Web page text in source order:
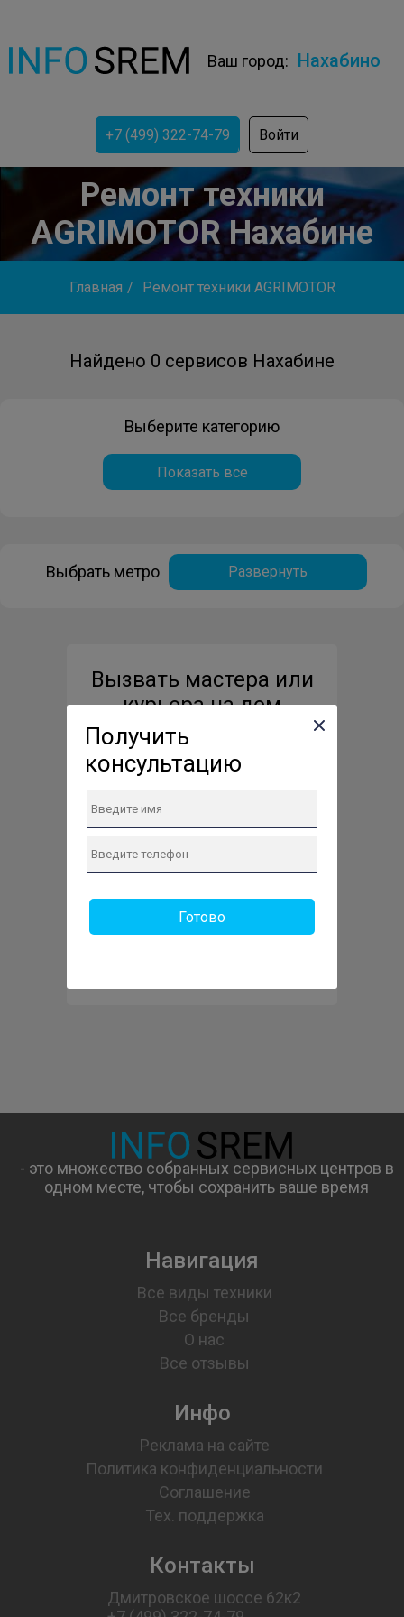
Ваш город: Нахабино
+7 (499) 322-74-79 Войти
Ремонт техники
AGRIMOTOR Нахабине
Главная / Ремонт техники AGRIMOTOR
Найдено 0 сервисов Нахабине
Выберите категорию
Показать все
Выбрать метро Развернуть
Вызвать мастера или
курьера на дом
Отправить заявку
- это множество собранных сервисных центров в
одном месте, чтобы сохранить ваше время
Навигация
Все виды техники
Все бренды
О нас
Все отзывы
Инфо
Реклама на сайте
Политика конфиденциальности
Соглашение
Тех. поддержка
Контакты
Дмитровское шоссе 62к2
Получить
консультацию
Готово